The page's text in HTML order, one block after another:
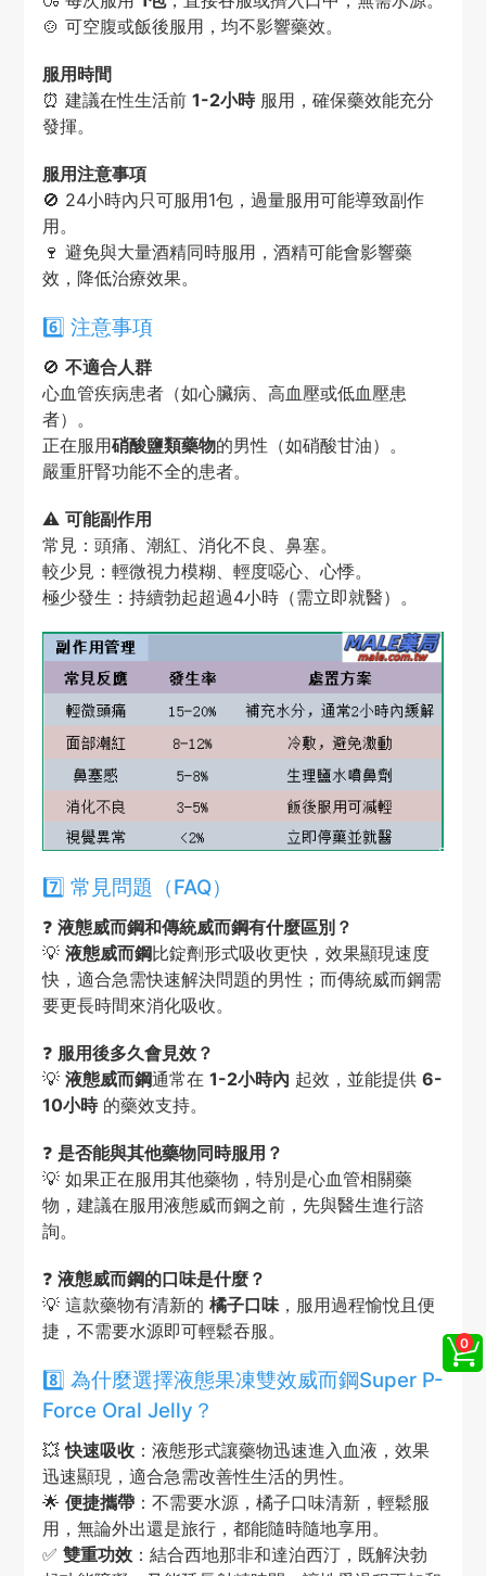
🍲 可空腹或飯後服用，均不影響藥效。
服用時間
⏰ 建議在性生活前 1-2小時服用，確保藥效能充分
發揮。
服用注意事項
🚫 24小時內只可服用1包，過量服用可能導致副作
用。
🍷 避免與大量酒精同時服用，酒精可能會影響藥
效，降低治療效果。
6️⃣ 注意事項
🚫 不適合人群
心血管疾病患者（如心臟病、高血壓或低血壓患
者）。
正在服用硝酸鹽類藥物的男性（如硝酸甘油）。
嚴重肝腎功能不全的患者。
⚠️ 可能副作用
常見：頭痛、潮紅、消化不良、鼻塞。
較少見：輕微視力模糊、輕度噁心、心悸。
極少發生：持續勃起超過4小時（需立即就醫）。
7️⃣ 常見問題（FAQ）
❓ 液態威而鋼和傳統威而鋼有什麼區別？
💡 液態威而鋼比錠劑形式吸收更快，效果顯現速度
快，適合急需快速解決問題的男性；而傳統威而鋼需
要更長時間來消化吸收。
❓ 服用後多久會見效？
💡 液態威而鋼通常在 1-2小時內 起效，並能提供 6-
10小時的藥效支持。
❓ 是否能與其他藥物同時服用？
💡 如果正在服用其他藥物，特別是心血管相關藥
物，建議在服用液態威而鋼之前，先與醫生進行諮
詢。
❓ 液態威而鋼的口味是什麼？
💡 這款藥物有清新的 橘子口味，服用過程愉悅且便
捷，不需要水源即可輕鬆吞服。
8️⃣ 為什麼選擇液態果凍雙效威而鋼Super P-
Force Oral Jelly？
💥快速吸收：液態形式讓藥物迅速進入血液，效果
迅速顯現，適合急需改善性生活的男性。
🌟 便捷攜帶：不需要水源，橘子口味清新，輕鬆服
用，無論外出還是旅行，都能隨時隨地享用。
✅ 雙重功效：結合西地那非和達泊西汀，既解決勃